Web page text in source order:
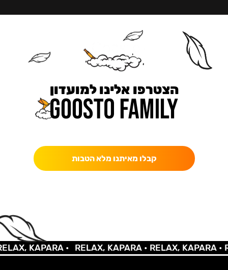
הצטרפו אלינו למועדון
קבלו מאיתנו מלא הטבות
KAPARA • RELAX, KAPARA •RELAX, KAPARA •